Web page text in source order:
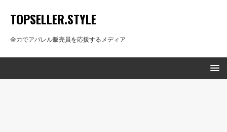
TOPSELLER.STYLE
全力でアパレル販売員を応援するメディア